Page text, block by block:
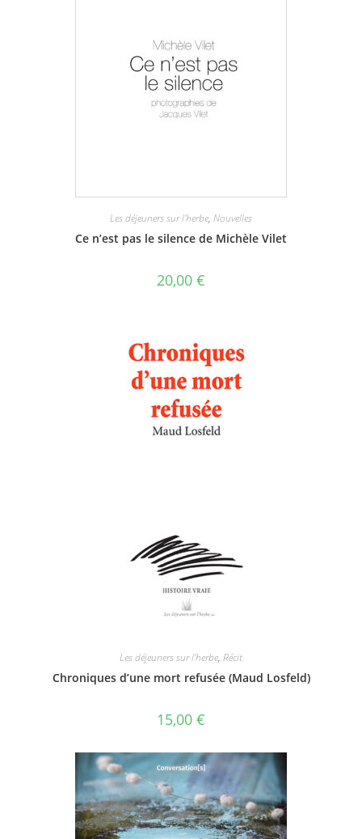
Les déjeuners sur l'herbe, Nouvelles
Ce n’est pas le silence de Michèle Vilet
20,00 €
Les déjeuners sur l'herbe, Récit
Chroniques d’une mort refusée (Maud Losfeld)
15,00 €